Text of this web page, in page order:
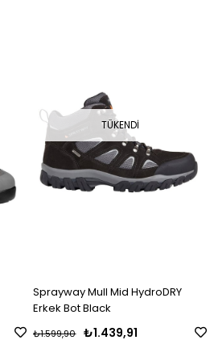
TÜKENDI
Sprayway Mull Mid HydroDRY
Erkek Bot Black
₺1.439,91
₺1.599,90